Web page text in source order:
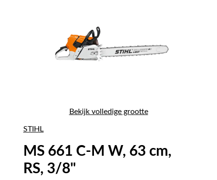
Bekijk volledige grootte
STIHL
MS 661 C-M W, 63 cm,
RS, 3/8"